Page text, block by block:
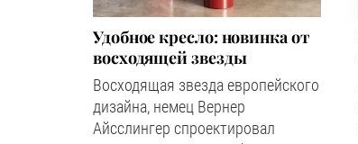
Удобное кресло: новинка от
восходящей звезды
Восходящая звезда европейского
дизайна, немец Вернер
Айсслингер спроектировал